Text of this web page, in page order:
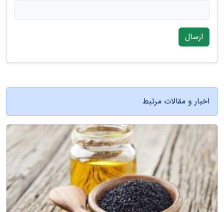
ارسال
اخبار و مقالات مرتبط